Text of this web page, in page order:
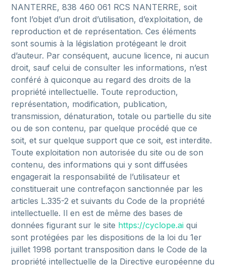
NANTERRE,838 460061 RCS NANTERRE,soit
font l’objetd’undroitd’utilisation,d’exploitation,de
reproductionetde représentation.Ceséléments
sontsoumisà la législation protégeant ledroit
d’auteur. Parconséquent,aucune licence, niaucun
droit,saufceluideconsulter lesinformations, n’est
conféréàquiconqueau regarddesdroitsde la
propriétéintellectuelle. Toute reproduction,
représentation, modification, publication,
transmission,dénaturation,totaleou partielledusite
oudesoncontenu, parquelque procédéquece
soit,etsurquelquesupportquecesoit,estinterdite.
Touteexploitation nonautoriséedusiteoudeson
contenu,desinformationsquiysontdiffusées
engagerait la responsabilitéde l’utilisateuret
constituerait unecontrefaçonsanctionnée par les
articles L.335-2etsuivantsduCodede la propriété
intellectuelle. Ilenestde mêmedes basesde
donnéesfigurantsur lesite https://cyclope.ai qui
sont protégées par lesdispositionsde la loidu1er
juillet1998 portanttranspositiondans leCodede la
propriétéintellectuellede la Directiveeuropéennedu